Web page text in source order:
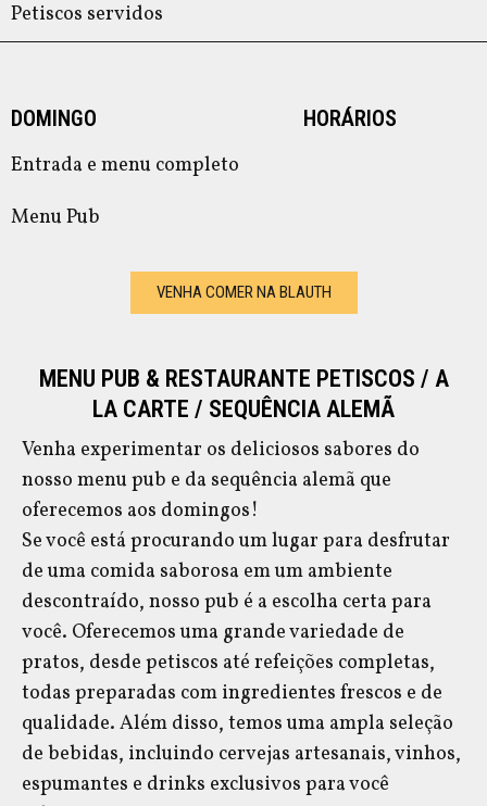
Petiscos servidos
DOMINGO
Entrada e menu completo
Menu Pub
HORÁRIOS
VENHA COMER NA BLAUTH
MENU PUB & RESTAURANTE PETISCOS / A
LA CARTE / SEQUÊNCIA ALEMÃ
Venha experimentar os deliciosos sabores do
nosso menu pub e da sequência alemã que
oferecemos aos domingos!
Se você está procurando um lugar para desfrutar
de uma comida saborosa em um ambiente
descontraído, nosso pub é a escolha certa para
você. Oferecemos uma grande variedade de
pratos, desde petiscos até refeições completas,
todas preparadas com ingredientes frescos e de
qualidade. Além disso, temos uma ampla seleção
de bebidas, incluindo cervejas artesanais, vinhos,
espumantes e drinks exclusivos para você